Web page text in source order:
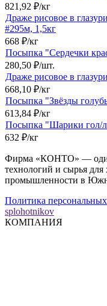
821,92 ₽/кг
Драже рисовое в
#295м, 1,5кг
668 ₽/кг
Посыпка "Сердечки
280,50 ₽/шт.
Драже рисовое в
668,10 ₽/кг
Посыпка "Звёзды
613,84 ₽/кг
Посыпка "Шарики гол/
632 ₽/кг
Фирма «КОНТО» —
технологий и сырья для
промышленности в
Политика
splohotnikov
КОМПАНИЯ